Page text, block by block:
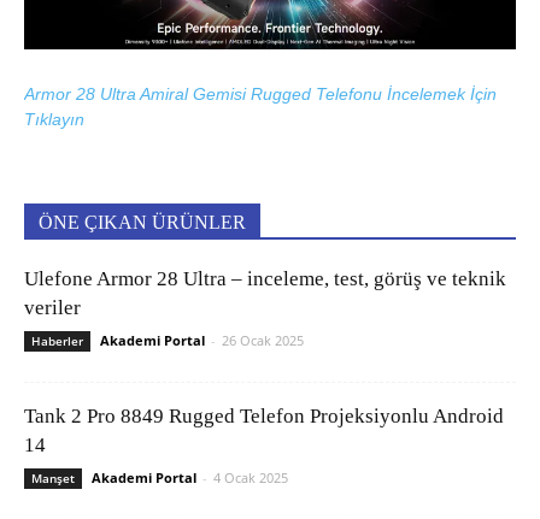
Armor 28 Ultra Amiral Gemisi Rugged Telefonu İncelemek İçin
Tıklayın
ÖNE ÇIKAN ÜRÜNLER
Ulefone Armor 28 Ultra – inceleme, test, görüş ve teknik
veriler
Haberler Akademi Portal - 26 Ocak 2025
Tank 2 Pro 8849 Rugged Telefon Projeksiyonlu Android
14
Manşet Akademi Portal - 4 Ocak 2025